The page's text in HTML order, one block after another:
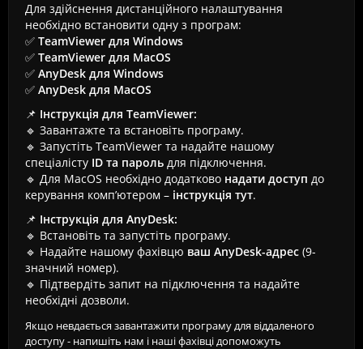
Для здійснення дистанційного налаштування
необхідно встановити одну з програм:
✅ TeamViewer для Windows
✅ TeamViewer для MacOS
✅ AnyDesk для Windows
✅ AnyDesk для MacOS
📌 Інструкція для TeamViewer:
🔹 Завантажте та встановіть програму.
🔹 Запустіть TeamViewer та надайте нашому
спеціалісту ID та пароль для підключення.
🔹 Для MacOS необхідно додатково надати доступ до
керування комп’ютером – інструкція тут.
📌 Інструкція для AnyDesk:
🔹 Встановіть та запустіть програму.
🔹 Надайте нашому фахівцю ваш AnyDesk-адрес (9-
значний номер).
🔹 Підтвердіть запит на підключення та надайте
необхідні дозволи.
Якщо невдається завантажити програму для віддаленого
доступу - напишіть нам і наші фахівці допоможуть